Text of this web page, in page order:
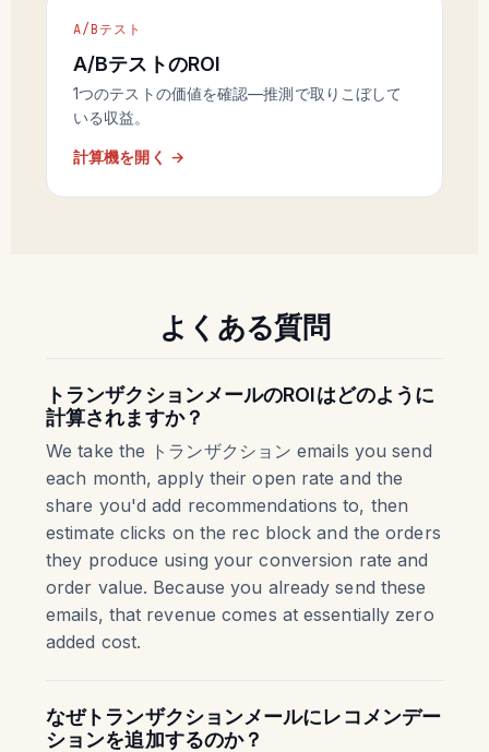
A/Bテスト
A/BテストのROI
1つのテストの価値を確認—推測で取りこぼして
いる収益。
計算機を開く →
よくある質問
トランザクションメールのROIはどのように
計算されますか？
We take the トランザクション emails you send
each month, apply their open rate and the
share you'd add recommendations to, then
estimate clicks on the rec block and the orders
they produce using your conversion rate and
order value. Because you already send these
emails, that revenue comes at essentially zero
added cost.
なぜトランザクションメールにレコメンデー
ションを追加するのか？